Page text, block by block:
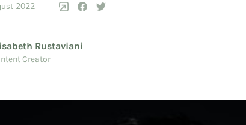
2022
Rustaviani
Creator